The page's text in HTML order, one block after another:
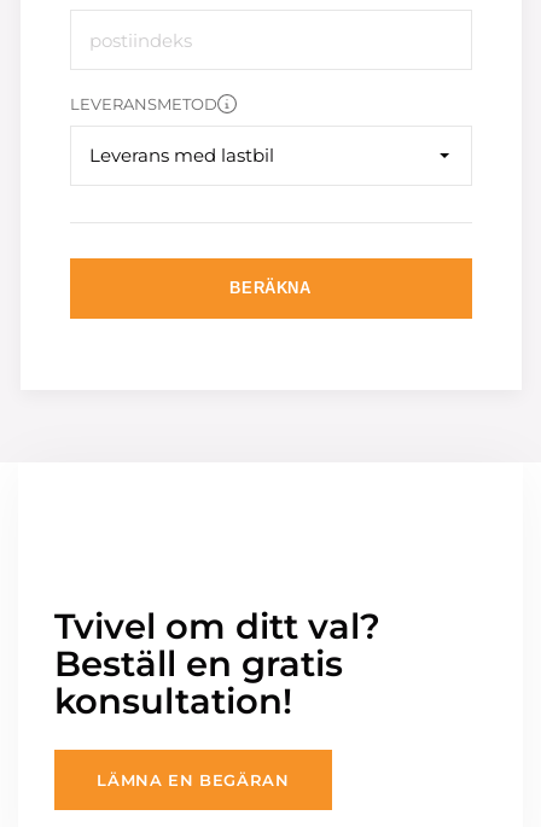
LEVERANSMETOD
Leverans med lastbil
BERÄKNA
Tvivel om ditt val?
Beställ en gratis
konsultation!
LÄMNA EN BEGÄRAN